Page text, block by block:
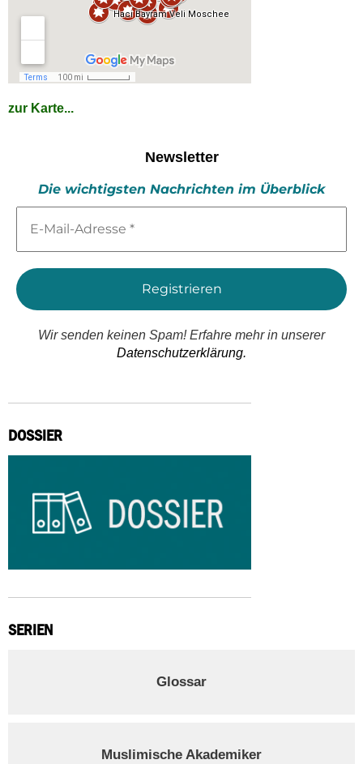
zur Karte...
Newsletter
Die wichtigsten Nachrichten im Überblick
Mail-
*
Wir senden keinen Spam! Erfahre mehr in unserer
Datenschutzerklärung.
DOSSIER
SERIEN
Glossar
Muslimische Akademiker